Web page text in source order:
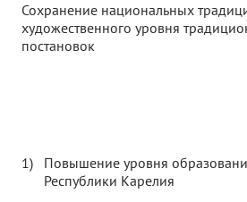
Сохранение национальных
художественного уровня
постановок
Повышение уровня
Республики Карелия